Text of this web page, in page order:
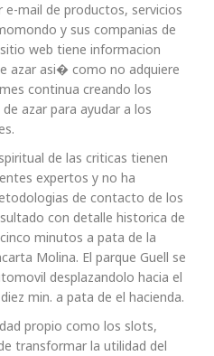
mail de productos, servicios
y sus companias de
web tiene informacion
azar asi� como no adquiere
continua creando los
azar para ayudar a los
de las criticas tienen
expertos y no ha
de contacto de los
con detalle historica de
minutos a pata de la
Molina. El parque Guell se
desplazandolo hacia el
min. a pata de el hacienda.
propio como los slots,
transformar la utilidad del